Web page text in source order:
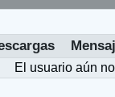
El usuario aún